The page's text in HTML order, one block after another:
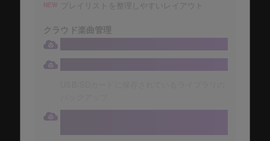
NEW プレイリストを整理しやすいレイアウト
クラウド楽曲管理